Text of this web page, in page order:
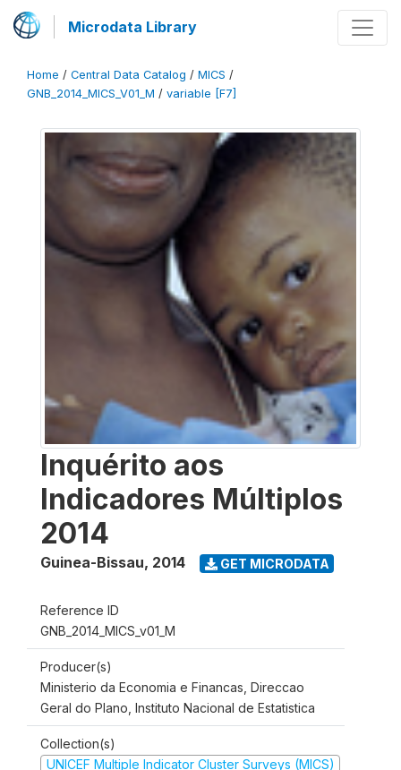
Microdata Library
Home / Central Data Catalog / MICS /
GNB_2014_MICS_V01_M / variable [F7]
Inquérito aos
Indicadores Múltiplos
2014
Guinea-Bissau, 2014 GET MICRODATA
Reference ID
GNB_2014_MICS_v01_M
Producer(s)
Ministerio da Economia e Financas, Direccao
Geral do Plano, Instituto Nacional de Estatistica
Collection(s)
UNICEF Multiple Indicator Cluster Surveys (MICS)